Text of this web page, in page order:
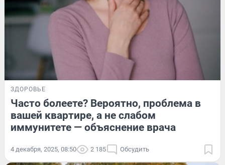
ЗДОРОВЬЕ
Часто болеете? Вероятно, проблема в
вашей квартире, а не слабом
иммунитете — объяснение врача
4 декабря, 2025, 08:50 2 185 Обсудить